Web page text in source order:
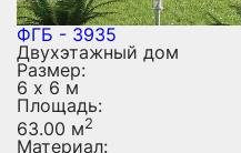
ФГБ - 3935
Двухэтажный дом
Размер:
6 х 6 м
Площадь:
63.00 м2
Материал: